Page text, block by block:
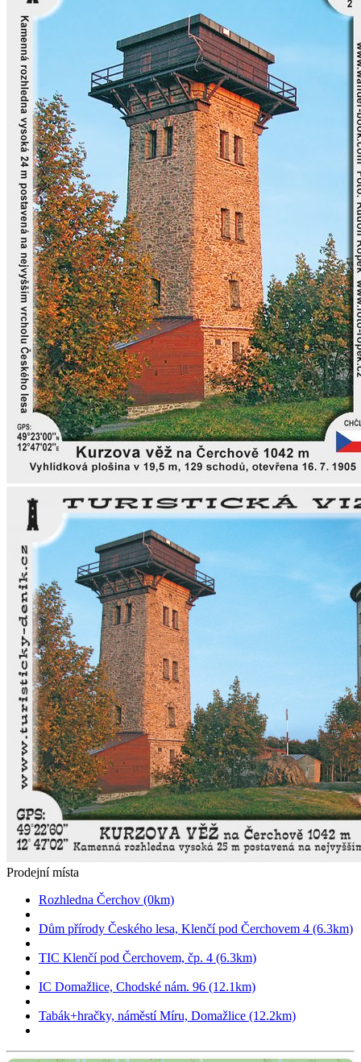
Prodejní místa
Rozhledna Čerchov (0km)
Dům přírody Českého lesa, Klenčí pod Čerchovem 4 (6.3km)
TIC Klenčí pod Čerchovem, čp. 4 (6.3km)
IC Domažlice, Chodské nám. 96 (12.1km)
Tabák+hračky, náměstí Míru, Domažlice (12.2km)